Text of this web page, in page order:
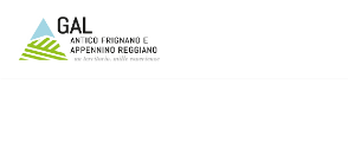
Vai